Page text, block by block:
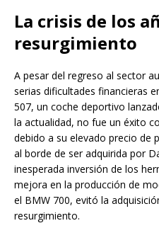
La crisis de los
resurgimiento
A pesar del regreso al sector
serias dificultades financieras
507, un coche deportivo
la actualidad, no fue un éxito
debido a su elevado precio de
al borde de ser adquirida por
inesperada inversión de los
mejora en la producción de
el BMW 700, evitó la
resurgimiento.